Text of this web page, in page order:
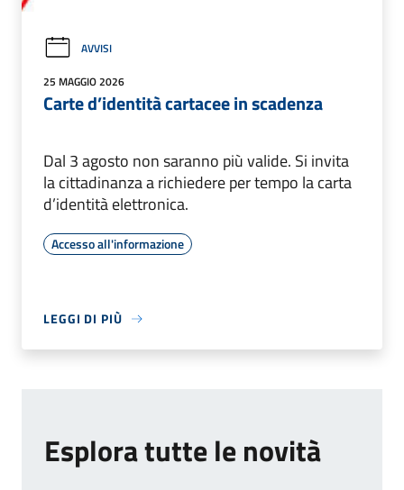
AVVISI
25 MAGGIO 2026
Carte d’identità cartacee in scadenza
Dal 3 agosto non saranno più valide. Si invita
la cittadinanza a richiedere per tempo la carta
d’identità elettronica.
Accesso all'informazione
LEGGI DI PIÙ
Esplora tutte le novità